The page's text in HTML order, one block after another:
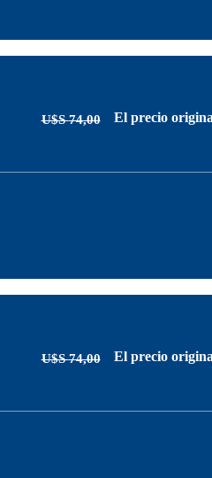
U$S74,00 El precio
U$S74,00 El precio